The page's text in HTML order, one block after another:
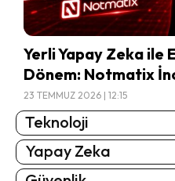
Yerli Yapay Zeka ile
Dönem: Notmatix
23 TEMMUZ 2026 | 12:15
Teknoloji
Yapay Zeka